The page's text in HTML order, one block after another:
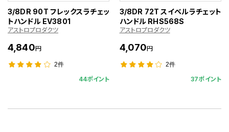
3/8DR 90T フレックスラチェッ
トハンドル EV3801
アストロプロダクツ
4,840円
2件
44ポイント
3/8DR 72T スイベルラチェット
ハンドル RHS568S
アストロプロダクツ
4,070円
2件
37ポイント